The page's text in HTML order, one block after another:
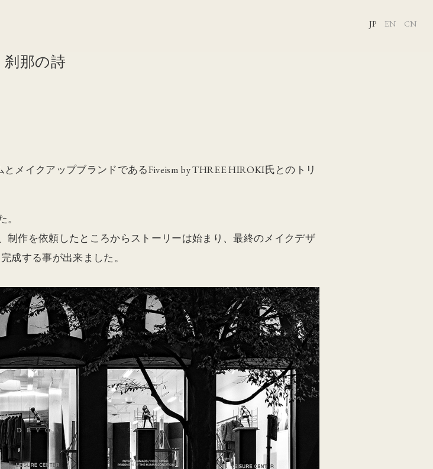
JP EN CN
刹那の詩
メイクアップブランドであるFiveism by THREE HIROKI氏とのトリ
作を依頼したところからストーリーは始まり、最終のメイクデザ
成する事が出来ました。